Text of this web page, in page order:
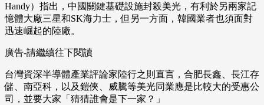
Handy）指出，中國關鍵基礎設施封殺美光，有利於另兩家記
憶體大廠三星和SK海力士，但另一方面，韓國業者也須面對
迅速崛起的陸廠。
廣告-請繼續往下閱讀
台灣資深半導體產業評論家陸行之則直言，合肥長鑫、長江存
儲、南亞科，以及鎧俠、威騰等美光同業應是比較大的受惠公
司，並要大家「猜猜誰會是下一家？」